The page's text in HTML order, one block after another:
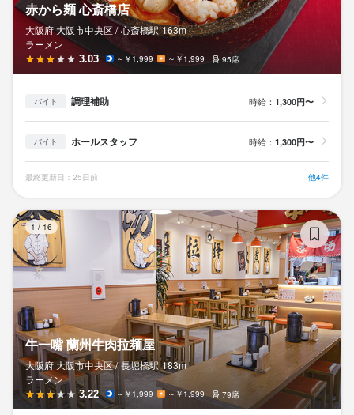
赤から麺 心斎橋店
大阪府 大阪市中央区 / 心斎橋駅 163m
ラーメン
3.03 ～￥1,999 ～￥1,999 95席
バイト 調理補助 時給： 1,300円〜
バイト ホールスタッフ 時給： 1,300円〜
最終更新日：25日前 他4件
1 / 16
牛一嘴 蘭州牛肉拉麺屋
大阪府 大阪市中央区 / 長堀橋駅 183m
ラーメン
3.22 ～￥1,999 ～￥1,999 79席